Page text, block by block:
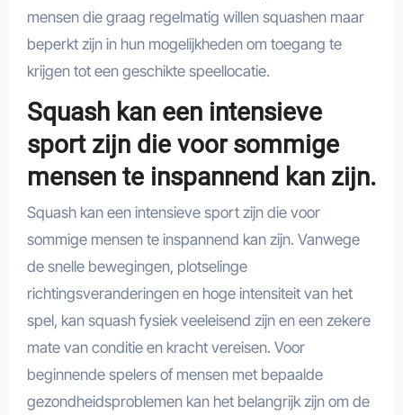
mensen die graag regelmatig willen squashen maar
beperkt zijn in hun mogelijkheden om toegang te
krijgen tot een geschikte speellocatie.
Squash kan een intensieve
sport zijn die voor sommige
mensen te inspannend kan zijn.
Squash kan een intensieve sport zijn die voor
sommige mensen te inspannend kan zijn. Vanwege
de snelle bewegingen, plotselinge
richtingsveranderingen en hoge intensiteit van het
spel, kan squash fysiek veeleisend zijn en een zekere
mate van conditie en kracht vereisen. Voor
beginnende spelers of mensen met bepaalde
gezondheidsproblemen kan het belangrijk zijn om de